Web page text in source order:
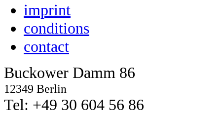
imprint
conditions
contact
Buckower Damm 86
12349 Berlin
Tel: +49 30 604 56 86